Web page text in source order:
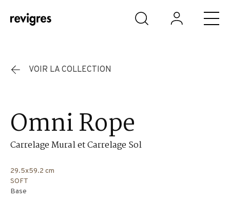
Aller au contenu principal
VOIR LA COLLECTION
Omni Rope
Carrelage Mural et Carrelage Sol
29.5x59.2 cm
SOFT
Base